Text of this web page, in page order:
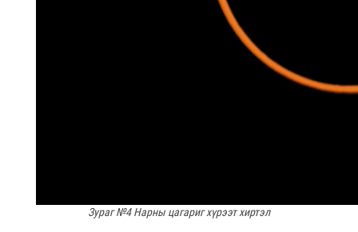
Зураг №4 Нарны цагариг хүрээт хиртэл